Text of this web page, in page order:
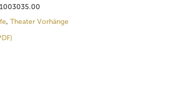
1003035.00
,Theater Vorhänge